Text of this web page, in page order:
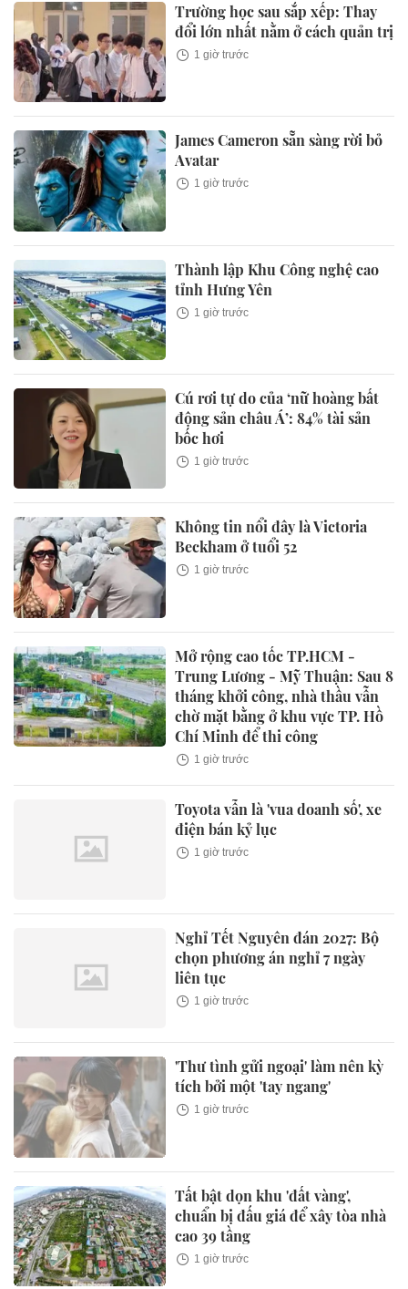
Trường học sau sắp xếp: Thay
đổi lớn nhất nằm ở cách quản trị
1 giờ trước
James Cameron sẵn sàng rời bỏ
Avatar
1 giờ trước
Thành lập Khu Công nghệ cao
tỉnh Hưng Yên
1 giờ trước
Cú rơi tự do của ‘nữ hoàng bất
động sản châu Á’: 84% tài sản
bốc hơi
1 giờ trước
Không tin nổi đây là Victoria
Beckham ở tuổi 52
1 giờ trước
Mở rộng cao tốc TP.HCM -
Trung Lương - Mỹ Thuận: Sau 8
tháng khởi công, nhà thầu vẫn
chờ mặt bằng ở khu vực TP. Hồ
Chí Minh để thi công
1 giờ trước
Toyota vẫn là 'vua doanh số', xe
điện bán kỷ lục
1 giờ trước
Nghỉ Tết Nguyên đán 2027: Bộ
chọn phương án nghỉ 7 ngày
liên tục
1 giờ trước
'Thư tình gửi ngoại' làm nên kỳ
tích bởi một 'tay ngang'
1 giờ trước
Tất bật dọn khu 'đất vàng',
chuẩn bị đấu giá để xây tòa nhà
cao 39 tầng
1 giờ trước